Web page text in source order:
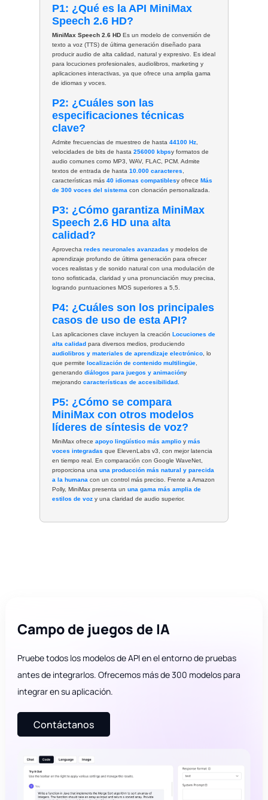
P1: ¿Qué es la API MiniMax
Speech 2.6 HD?
MiniMax Speech 2.6 HD Es un modelo de conversión de
texto a voz (TTS) de última generación diseñado para
producir audio de alta calidad, natural y expresivo. Es ideal
para locuciones profesionales, audiolibros, marketing y
aplicaciones interactivas, ya que ofrece una amplia gama
de idiomas y voces.
P2: ¿Cuáles son las
especificaciones técnicas
clave?
Admite frecuencias de muestreo de hasta44100 Hz,
velocidades de bits de hasta256000 kbpsy formatos de
audio comunes como MP3, WAV, FLAC, PCM. Admite
textos de entrada de hasta10.000 caracteres,
características más40 idiomas compatiblesy ofrece Más
de 300 voces del sistema con clonación personalizada.
P3: ¿Cómo garantiza MiniMax
Speech 2.6 HD una alta
calidad?
Aprovecharedes neuronales avanzadas y modelos de
aprendizaje profundo de última generación para ofrecer
voces realistas y de sonido natural con una modulación de
tono sofisticada, claridad y una pronunciación muy precisa,
logrando puntuaciones MOS superiores a 5,5.
P4: ¿Cuáles son los principales
casos de uso de esta API?
Las aplicaciones clave incluyen la creación Locuciones de
alta calidad para diversos medios, produciendo
audiolibros y materiales de aprendizaje electrónico, lo
que permite
localización de contenido multilingüe,
generandodiálogos para juegos y animacióny
mejorandocaracterísticas de accesibilidad .
P5: ¿Cómo se compara
MiniMax con otros modelos
líderes de síntesis de voz?
MiniMax ofreceapoyo lingüístico más amplio ymás
voces integradas que ElevenLabs v3, con mejor latencia
en tiempo real. En comparación con Google WaveNet,
proporciona unauna producción más natural y parecida
a la humana con un control más preciso. Frente a Amazon
Polly, MiniMax presenta ununa gama más amplia de
estilos de voz y una claridad de audio superior.
Campo de juegos de IA
Pruebe todos los modelos de API en el entorno de pruebas
antes de integrarlos. Ofrecemos más de 300 modelos para
integrar en su aplicación.
Contáctanos